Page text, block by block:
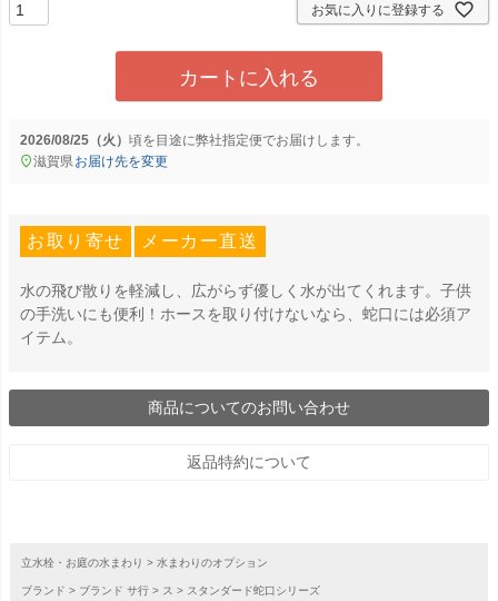
お気に入りに登録する
カートに入れる
2026/08/25（火） に弊社指定便でお届けします。
滋賀県お届け先を変更
お取り寄せ メーカー直送
水の飛び散りを軽減し、広がらず優しく水が出てくれます。子供
の手洗いにも便利！ホースを取り付けないなら、蛇口には必須ア
イテム。
商品についてのお問い合わせ
返品特約について
立水栓・お庭の水まわり 水まわりのオプション
ブランド ブランド サ行 ス スタンダード蛇口シリーズ